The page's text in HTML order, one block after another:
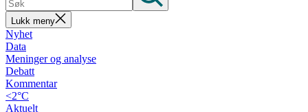
Lukk meny
Nyhet
Data
Meninger og analyse
Debatt
Kommentar
<2°C
Aktuelt